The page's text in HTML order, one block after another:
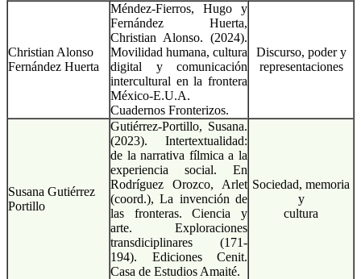
Christian Alonso
Fernández Huerta
Méndez-Fierros, Hugo y
Fernández Huerta,
Christian Alonso. (2024).
Movilidad humana, cultura
digital y comunicación
intercultural en la frontera
México-E.U.A.
Cuadernos Fronterizos.
Discurso, poder y
representaciones
Susana Gutiérrez
Portillo
Gutiérrez-Portillo, Susana.
(2023). Intertextualidad:
de la narrativa fílmica a la
experiencia social. En
Rodríguez Orozco, Arlet
(coord.), La invención de
las fronteras. Ciencia y
arte. Exploraciones
transdiciplinares (171-
194). Ediciones Cenit.
Casa de Estudios Amaité.
Sociedad, memoria
y
cultura